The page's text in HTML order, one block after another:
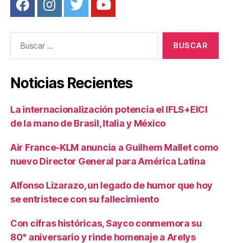
Noticias Recientes
La internacionalización potencia el IFLS+EICI
de la mano de Brasil, Italia y México
Air France-KLM anuncia a Guilhem Mallet como
nuevo Director General para América Latina
Alfonso Lizarazo, un legado de humor que hoy
se entristece con su fallecimiento
Con cifras históricas, Sayco conmemora su
80° aniversario y rinde homenaje a Arelys